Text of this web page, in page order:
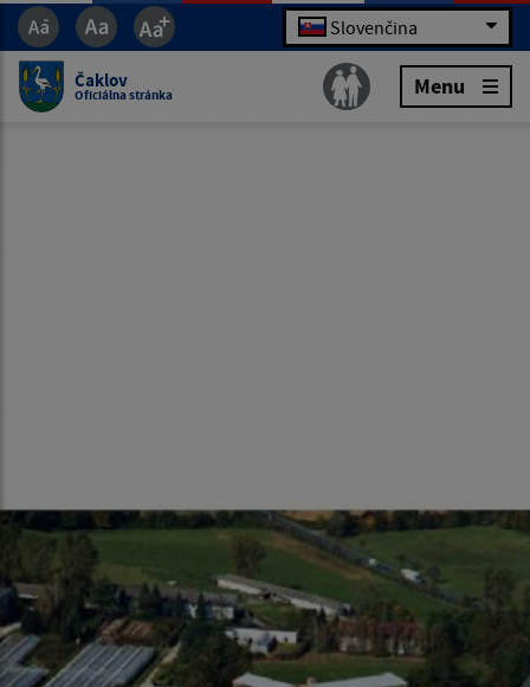
Slovenčina
Čaklov
Oficiálna stránka Menu